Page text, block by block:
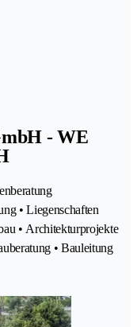
- WE
• Liegenschaften
• Architekturprojekte
• Bauleitung